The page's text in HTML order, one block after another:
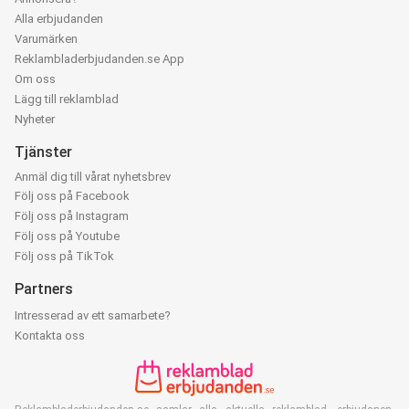
Alla erbjudanden
Varumärken
Reklambladerbjudanden.se App
Om oss
Lägg till reklamblad
Nyheter
Tjänster
Anmäl dig till vårat nyhetsbrev
Följ oss på Facebook
Följ oss på Instagram
Följ oss på Youtube
Följ oss på TikTok
Partners
Intresserad av ett samarbete?
Kontakta oss